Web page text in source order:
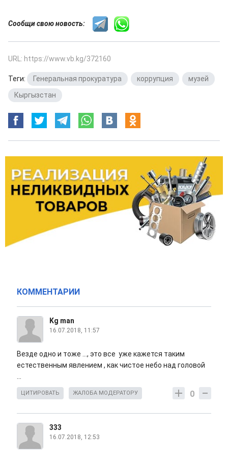
Сообщи свою новость:
URL: https://www.vb.kg/372160
Теги: Генеральная прокуратура коррупция музей
Кыргызстан
КОММЕНТАРИИ
Kg man
16.07.2018, 11:57
Везде одно и тоже ..., это все уже кажется таким
естественным явлением , как чистое небо над головой
0
ЦИТИРОВАТЬ ЖАЛОБА МОДЕРАТОРУ
333
16.07.2018, 12:53